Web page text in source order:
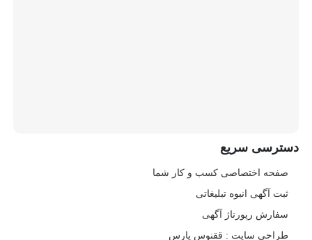
دسترسی سریع
صفحه اختصاصی کسب و کار شما
ثبت آگهی انبوه تبلیغاتی
سفارش رپورتاژ آگهی
طراحی سایت : ققنوس پارس